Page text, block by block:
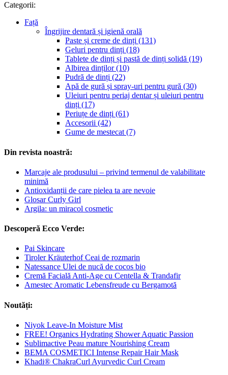
Categorii:
Față
Îngrijire dentară și igienă orală
Paste și creme de dinți (131)
Geluri pentru dinți (18)
Tablete de dinți și pastă de dinți solidă (19)
Albirea dinților (10)
Pudră de dinți (22)
Apă de gură și spray-uri pentru gură (30)
Uleiuri pentru periaj dentar și uleiuri pentru
dinți (17)
Periuțe de dinți (61)
Accesorii (42)
Gume de mestecat (7)
Din revista noastră:
Marcaje ale produsului – privind termenul de valabilitate
minimă
Antioxidanții de care pielea ta are nevoie
Glosar Curly Girl
Argila: un miracol cosmetic
Descoperă Ecco Verde:
Pai Skincare
Tiroler Kräuterhof Ceai de rozmarin
Natessance Ulei de nucă de cocos bio
Cremă Facială Anti-Age cu Centella & Trandafir
Amestec Aromatic Lebensfreude cu Bergamotă
Noutăți:
Niyok Leave-In Moisture Mist
FREE! Organics Hydrating Shower Aquatic Passion
Sublimactive Peau mature Nourishing Cream
BEMA COSMETICI Intense Repair Hair Mask
Khadi® ChakraCurl Ayurvedic Curl Cream